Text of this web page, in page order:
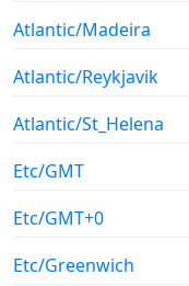
Atlantic/Madeira
Atlantic/Reykjavik
Atlantic/St_Helena
Etc/GMT
Etc/GMT+0
Etc/Greenwich